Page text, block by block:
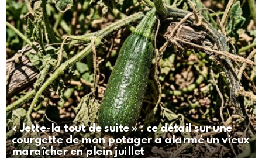
« Jette-la tout de suite » : ce détail sur une
courgette de mon potager a alarmé un vieux
maraîcher en plein juillet